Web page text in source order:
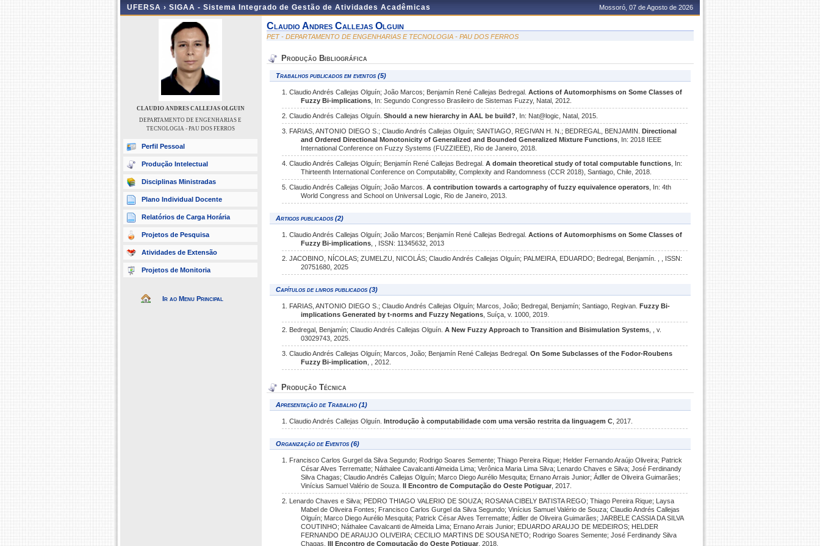
UFERSA › SIGAA - Sistema Integrado de Gestão de Atividades Acadêmicas Mossoró, 07 de Agosto de 2026
CLAUDIO ANDRES CALLEJAS OLGUIN
DEPARTAMENTO DE ENGENHARIAS E
TECNOLOGIA - PAU DOS FERROS
Perfil Pessoal
Produção Intelectual
Disciplinas Ministradas
Plano Individual Docente
Relatórios de Carga Horária
Projetos de Pesquisa
Atividades de Extensão
Projetos de Monitoria
Ir ao Menu Principal
Claudio Andres Callejas Olguin
PET - DEPARTAMENTO DE ENGENHARIAS E TECNOLOGIA - PAU DOS FERROS
Produção Bibliográfica
Trabalhos publicados em eventos (5)
1. Claudio Andrés Callejas Olguín; João Marcos; Benjamín René Callejas Bedregal. Actions of Automorphisms on Some Classes of
Fuzzy Bi-implications , In: Segundo Congresso Brasileiro de Sistemas Fuzzy, Natal, 2012.
2. Claudio Andrés Callejas Olguín. Should a new hierarchy in AAL be build? , In: Nat@logic, Natal, 2015.
3. FARIAS, ANTONIO DIEGO S.; Claudio Andrés Callejas Olguín; SANTIAGO, REGIVAN H. N.; BEDREGAL, BENJAMIN. Directional
and Ordered Directional Monotonicity of Generalized and Bounded Generalized Mixture Functions , In: 2018 IEEE
International Conference on Fuzzy Systems (FUZZIEEE), Rio de Janeiro, 2018.
4. Claudio Andrés Callejas Olguín; Benjamín René Callejas Bedregal. A domain theoretical study of total computable functions , In:
Thirteenth International Conference on Computability, Complexity and Randomness (CCR 2018), Santiago, Chile, 2018.
5. Claudio Andrés Callejas Olguín; João Marcos. A contribution towards a cartography of fuzzy equivalence operators , In: 4th
World Congress and School on Universal Logic, Rio de Janeiro, 2013.
Artigos publicados (2)
1. Claudio Andrés Callejas Olguín; João Marcos; Benjamín René Callejas Bedregal. Actions of Automorphisms on Some Classes of
Fuzzy Bi-implications , , ISSN: 11345632, 2013
2. JACOBINO, NÍCOLAS; ZUMELZU, NICOLÁS; Claudio Andrés Callejas Olguín; PALMEIRA, EDUARDO; Bedregal, Benjamín.
, , ISSN:
20751680, 2025
Capítulos de livros publicados (3)
1. FARIAS, ANTONIO DIEGO S.; Claudio Andrés Callejas Olguín; Marcos, João; Bedregal, Benjamín; Santiago, Regivan. Fuzzy Bi-
implications Generated by t-norms and Fuzzy Negations , Suíça, v. 1000, 2019.
2. Bedregal, Benjamín; Claudio Andrés Callejas Olguín. A New Fuzzy Approach to Transition and Bisimulation Systems , , v.
03029743, 2025.
3. Claudio Andrés Callejas Olguín; Marcos, João; Benjamín René Callejas Bedregal. On Some Subclasses of the Fodor-Roubens
Fuzzy Bi-implication
, , 2012.
Produção Técnica
Apresentação de Trabalho (1)
1. Claudio Andrés Callejas Olguín. Introdução à computabilidade com uma versão restrita da linguagem C , 2017.
Organização de Eventos (6)
1. Francisco Carlos Gurgel da Silva Segundo; Rodrigo Soares Semente; Thiago Pereira Rique; Helder Fernando Araújo Oliveira; Patrick
César Alves Terrematte; Náthalee Cavalcanti Almeida Lima; Verônica Maria Lima Silva; Lenardo Chaves e Silva; José Ferdinandy
Silva Chagas; Claudio Andrés Callejas Olguín; Marco Diego Aurélio Mesquita; Ernano Arrais Junior; Ádller de Oliveira Guimarães;
Vinícius Samuel Valério de Souza.II Encontro de Computação do Oeste Potiguar , 2017.
2. Lenardo Chaves e Silva; PEDRO THIAGO VALERIO DE SOUZA; ROSANA CIBELY BATISTA REGO; Thiago Pereira Rique; Laysa
Mabel de Oliveira Fontes; Francisco Carlos Gurgel da Silva Segundo; Vinícius Samuel Valério de Souza; Claudio Andrés Callejas
Olguín; Marco Diego Aurélio Mesquita; Patrick César Alves Terrematte; Ádller de Oliveira Guimarães; JARBELE CASSIA DA SILVA
COUTINHO; Náthalee Cavalcanti de Almeida Lima; Ernano Arrais Junior; EDUARDO ARAUJO DE MEDEIROS; HELDER
FERNANDO DE ARAUJO OLIVEIRA; CECILIO MARTINS DE SOUSA NETO; Rodrigo Soares Semente; José Ferdinandy Silva
Chagas.III Encontro de Computação do Oeste Potiguar , 2018.